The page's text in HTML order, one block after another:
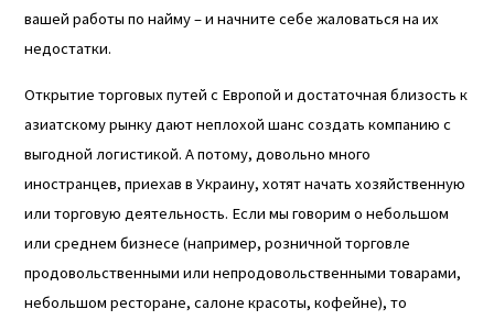
вашей работы по найму – и начните себе жаловаться на их
недостатки.
Открытие торговых путей с Европой и достаточная близость к
азиатскому рынку дают неплохой шанс создать компанию с
выгодной логистикой. А потому, довольно много
иностранцев, приехав в Украину, хотят начать хозяйственную
или торговую деятельность. Если мы говорим о небольшом
или среднем бизнесе (например, розничной торговле
продовольственными или непродовольственными товарами,
небольшом ресторане, салоне красоты, кофейне), то